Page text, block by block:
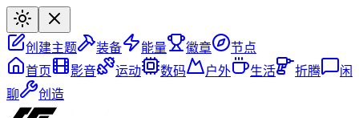
创建主题 装备 能量 徽章
节点
首页
影音 运动 数码 户外 生活 折腾
闲
聊
创造